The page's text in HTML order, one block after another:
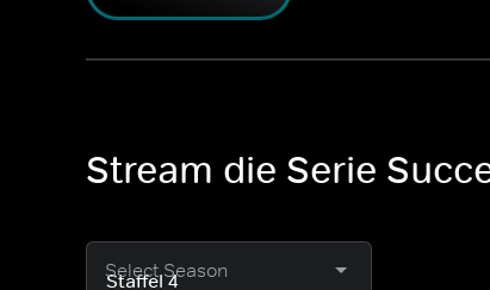
Stream die Serie
Select Season